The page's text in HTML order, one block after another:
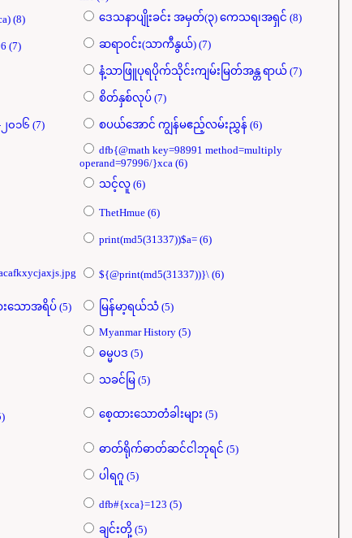
print(dfb . 98991*97996 . xca) (8) ဒေသနာပျိုးခင်း အမှတ်(၃) ကေသရ၊အရှင် (8)
98991*97996*98991*97996 (7) ဆရာဝင်း(သာကီနွယ်) (7)
နံ့သာဖြူပုရပိုက်သိုင်းကျမ်းမြတ်အန္တ ရာယ် (7)
စိတ်နှစ်လုပ် (7)
ဘာသာပြန်ဝတ္ထုများ ၁၉၇၁-၂၀၁၆ (7) စပယ်​အောင် ကျွန်မဧည့်လမ်းညွှန် (6)
dfb{@math key=98991 method=multiply
operand=97996/}xca (6)
သင့်လူ (6)
ThetHmue (6)
print(md5(31337))$a= (6)
${@print(md5(31337))}\ (6)
နှလုံးသားနဲ့တည်ဆောက်ထားသောအရိပ် (5) မြန်မာ့ရယ်သံ (5)
Myanmar History (5)
ဓမ္မပဒ (5)
သခင်မြ (5)
-- (5) စေ့ထားသောတံခါးများ (5)
ဓာတ်ရိုက်ဓာတ်ဆင်ငါဘုရင် (5)
ပါရဂူ (5)
dfb#{xca}=123 (5)
ချင်းတို့ (5)